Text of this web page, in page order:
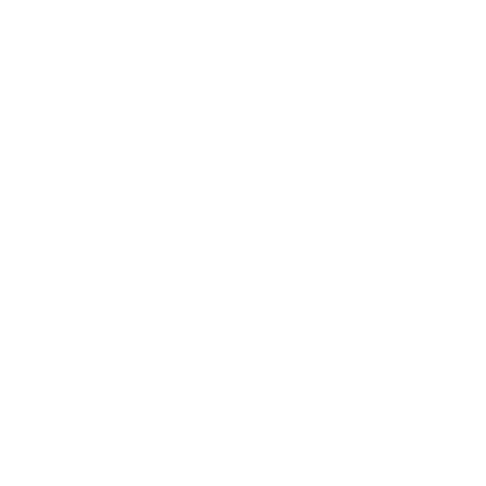
していくことを目指します。